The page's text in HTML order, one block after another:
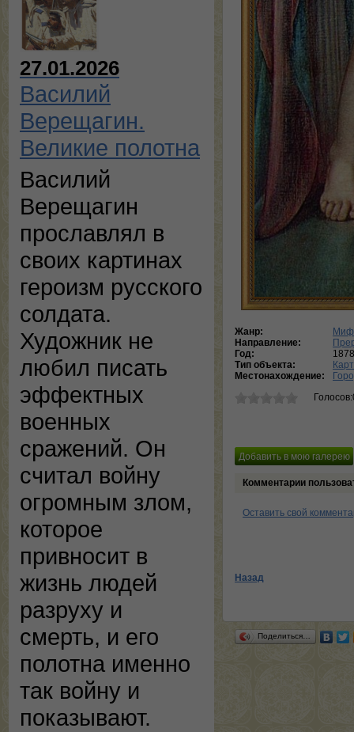
27.01.2026
Василий
Верещагин.
Великие полотна
Василий
Верещагин
прославлял в
своих картинах
героизм русского
солдата.
Художник не
любил писать
эффектных
военных
сражений. Он
считал войну
огромным злом,
которое
привносит в
жизнь людей
разруху и
смерть, и его
полотна именно
так войну и
показывают.
Жанр:
Направление:
Год:
1878
Тип объекта:
Местонахождение:
Комментарии
Оставить свой
Назад
Поделиться…